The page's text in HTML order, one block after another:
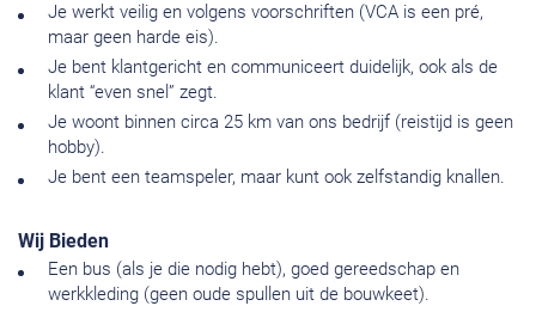
Je werkt veilig en volgens voorschriften (VCA is een pré,
maar geen harde eis).
Je bent klantgericht en communiceert duidelijk, ook als de
klant “even snel” zegt.
Je woont binnen circa 25 km van ons bedrijf (reistijd is geen
hobby).
Je bent een teamspeler, maar kunt ook zelfstandig knallen.
Wij Bieden
Een bus (als je die nodig hebt), goed gereedschap en
werkkleding (geen oude spullen uit de bouwkeet).